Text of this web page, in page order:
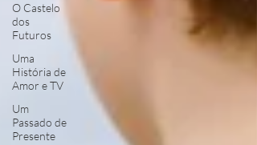
O Castelo
dos
Futuros
Uma
História de
Amor e TV
Um
Passado de
Presente